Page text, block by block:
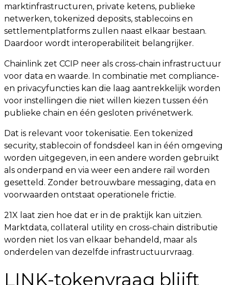
marktinfrastructuren, private ketens, publieke
netwerken, tokenized deposits, stablecoins en
settlementplatforms zullen naast elkaar bestaan.
Daardoor wordt interoperabiliteit belangrijker.
Chainlink zet CCIP neer als cross-chain infrastructuur
voor data en waarde. In combinatie met compliance-
en privacyfuncties kan die laag aantrekkelijk worden
voor instellingen die niet willen kiezen tussen één
publieke chain en één gesloten privénetwerk.
Dat is relevant voor tokenisatie. Een tokenized
security, stablecoin of fondsdeel kan in één omgeving
worden uitgegeven, in een andere worden gebruikt
als onderpand en via weer een andere rail worden
gesetteld. Zonder betrouwbare messaging, data en
voorwaarden ontstaat operationele frictie.
21X laat zien hoe dat er in de praktijk kan uitzien.
Marktdata, collateral utility en cross-chain distributie
worden niet los van elkaar behandeld, maar als
onderdelen van dezelfde infrastructuurvraag.
LINK-tokenvraag blijft